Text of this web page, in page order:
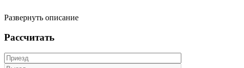
Развернуть описание
Рассчитать